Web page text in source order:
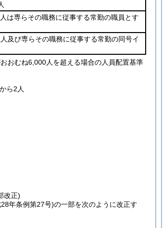
は専らその職務に従事する常勤の職員とす
及び専らその職務に従事する常勤の同号イ
おむね6,000人を超える場合の人員配置基準
ら2人
改正)
年条例第27号)の一部を次のように改正す